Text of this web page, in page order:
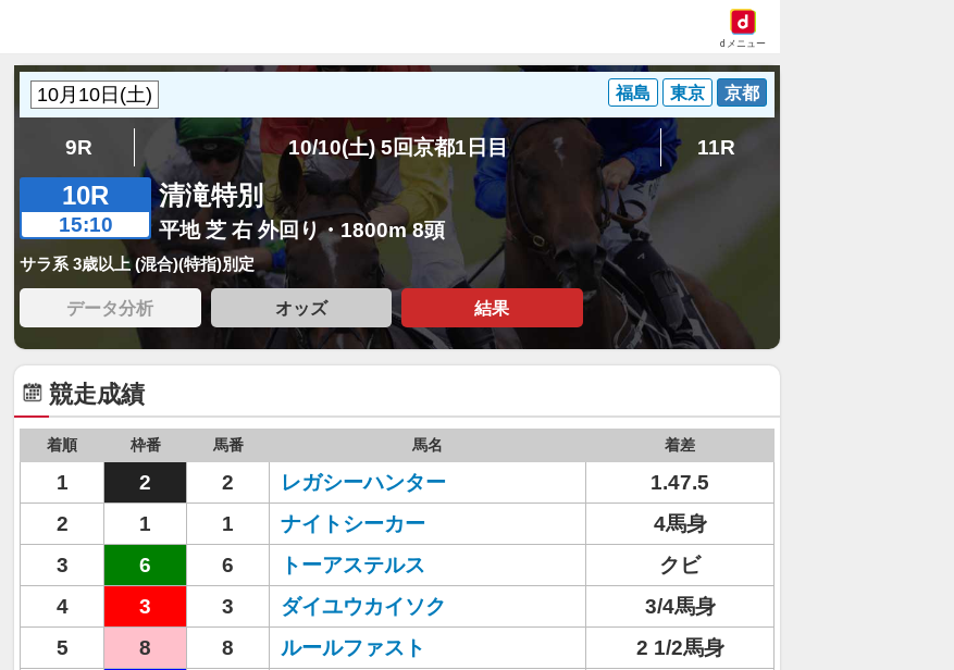
dメニュー
福島 東京 京都
9R 10/10(土) 5回京都1日目 11R
10R
15:10
清滝特別
平地 芝 右 外回り・1800m 8頭
サラ系 3歳以上 (混合)(特指)別定
データ分析 オッズ 結果
競走成績
着順 枠番 馬番 馬名 着差
1 2 2 レガシーハンター
1.47.5
2
1 1 ナイトシーカー
4馬身
3
6 6 トーアステルス
クビ
4
3 3 ダイユウカイソク
3/4馬身
5
8 8 ルールファスト
2 1/2馬身